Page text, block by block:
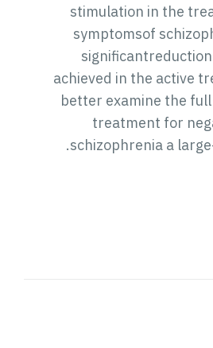
stimulation in the
symptomsof
significantreduction
achieved in the active
better examine the
treatment for
schizophrenia a